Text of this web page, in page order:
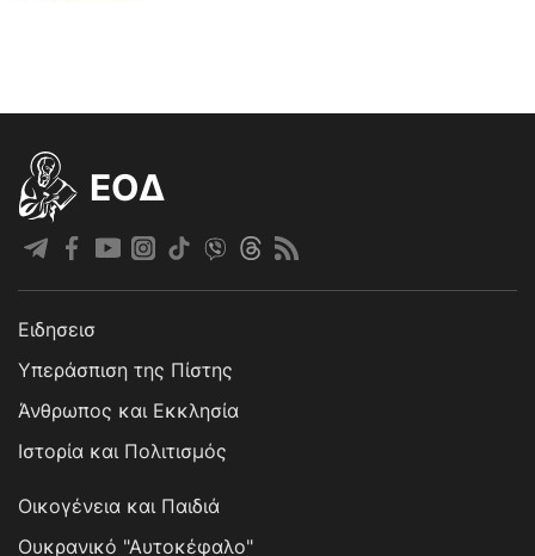
EOΔ
Ειδησεισ
Υπεράσπιση της Πίστης
Άνθρωπος και Εκκλησία
Ιστορία και Πολιτισμός
Οικογένεια και Παιδιά
Ουκρανικό "Αυτοκέφαλο"